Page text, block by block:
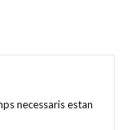
necessaris estan